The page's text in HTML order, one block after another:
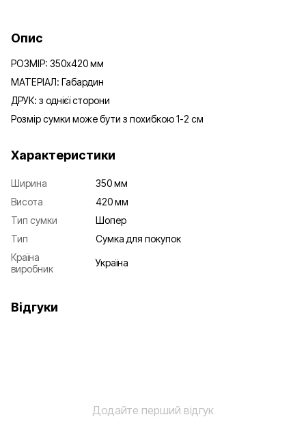
Опис
РОЗМІР: 350х420 мм
МАТЕРІАЛ: Габардин
ДРУК: з однієї сторони
Розмір сумки може бути з похибкою 1-2 см
Характеристики
Ширина
350 мм
Висота
420 мм
Тип сумки
Шопер
Тип
Сумка для покупок
Країна
виробник
Україна
Відгуки
Додайте перший відгук